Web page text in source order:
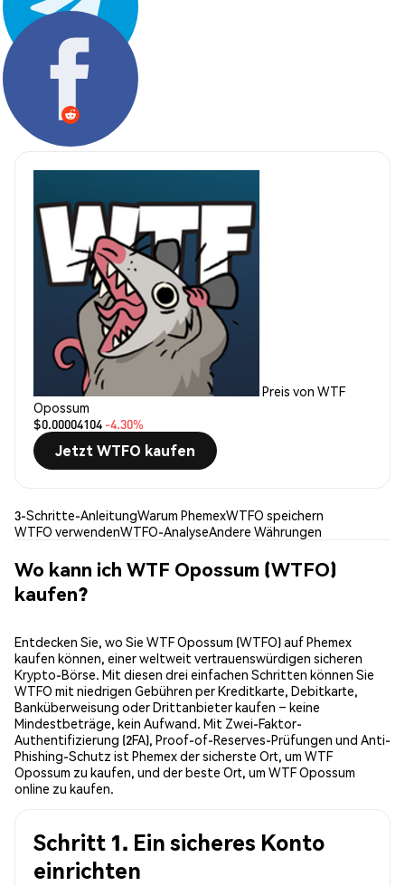
Teilen:
Preis von WTF
Opossum
$0.00004104 -4.30%
Jetzt WTFO kaufen
3-Schritte-AnleitungWarum PhemexWTFO speichern
WTFO verwendenWTFO-AnalyseAndere Währungen
Wo kann ich WTF Opossum (WTFO)
kaufen?
Entdecken Sie, wo Sie WTF Opossum (WTFO) auf Phemex
kaufen können, einer weltweit vertrauenswürdigen sicheren
Krypto-Börse. Mit diesen drei einfachen Schritten können Sie
WTFO mit niedrigen Gebühren per Kreditkarte, Debitkarte,
Banküberweisung oder Drittanbieter kaufen – keine
Mindestbeträge, kein Aufwand. Mit Zwei-Faktor-
Authentifizierung (2FA), Proof-of-Reserves-Prüfungen und Anti-
Phishing-Schutz ist Phemex der sicherste Ort, um WTF
Opossum zu kaufen, und der beste Ort, um WTF Opossum
online zu kaufen.
Schritt 1. Ein sicheres Konto
einrichten